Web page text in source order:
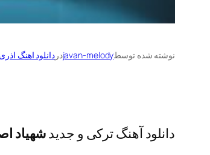
نوشته شده توسطjavan-melodyدردانلود اهنگ اذری
دانلود آهنگ ترکی و جدیدشهیاد